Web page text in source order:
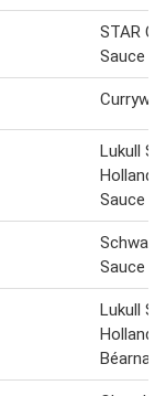
STAR
Sauce
Lukull
Sauce
Sauce
Lukull